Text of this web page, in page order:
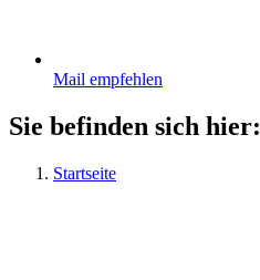
Mail empfehlen
Sie befinden sich hier:
Startseite